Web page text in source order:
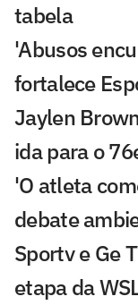
tabela
'Abusos
fortalece
Jaylen
ida para o
'O atleta
debate
Sportv e Ge
etapa da